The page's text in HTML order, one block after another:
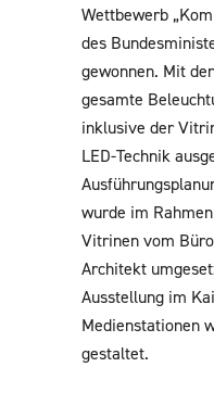
Wettbewerb
des
gewonnen. Mit
gesamte
inklusive der
LED-Technik
wurde im
Vitrinen vom
Architekt
Ausstellung im
Medienstationen
gestaltet.